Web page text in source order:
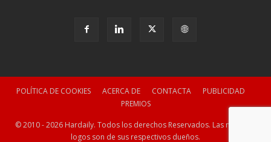
POLÍTICA DE COOKIES ACERCA DE CONTACTA
PUBLICIDAD
PREMIOS
© 2010 - 2026 Hardaily. Todos los derechos Reservados. Las marcas y
logos son de sus respectivos dueños.